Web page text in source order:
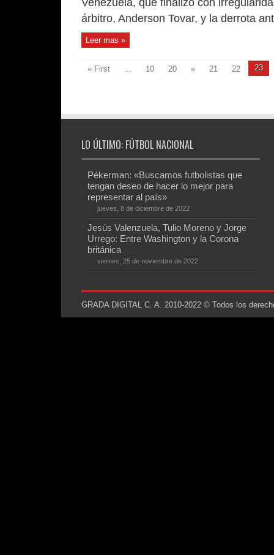
árbitro, Anderson Tovar, y la derrota
Leer mas »
« First ... 10 20 « 21 22 23
LO ÚLTIMO: FÚTBOL NACIONAL
Pékerman: «Buscamos futbolistas que
tengan deseo de hacer lo mejor para
representar al país»
jueves, 8 de diciembre de 2022
Jesús Valenzuela, Tulio Moreno y Jorge
Urrego: Entre Washington y la Corona
británica
viernes, 25 de noviembre de 2022
GRADA DIGITAL C. A. 2010-2022 © Todos los